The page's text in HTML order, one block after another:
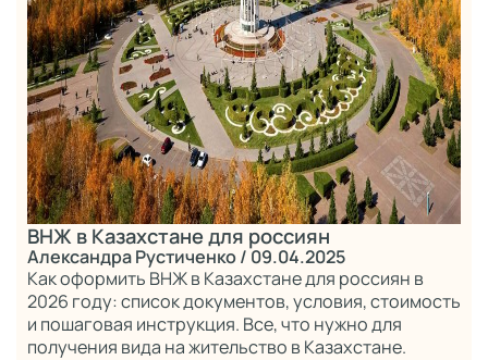
ВНЖ в Казахстане для россиян
Александра Рустиченко/ 09.04.2025
Как оформить ВНЖ в Казахстане для россиян в
2026 году: список документов, условия, стоимость
и пошаговая инструкция. Все, что нужно для
получения вида на жительство в Казахстане.